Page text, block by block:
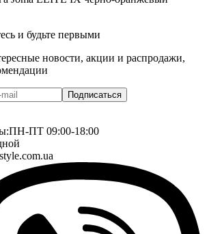
и будьте первыми
новости, акции и распродажи,
Подписаться
ПН-ПТ 09:00-18:00